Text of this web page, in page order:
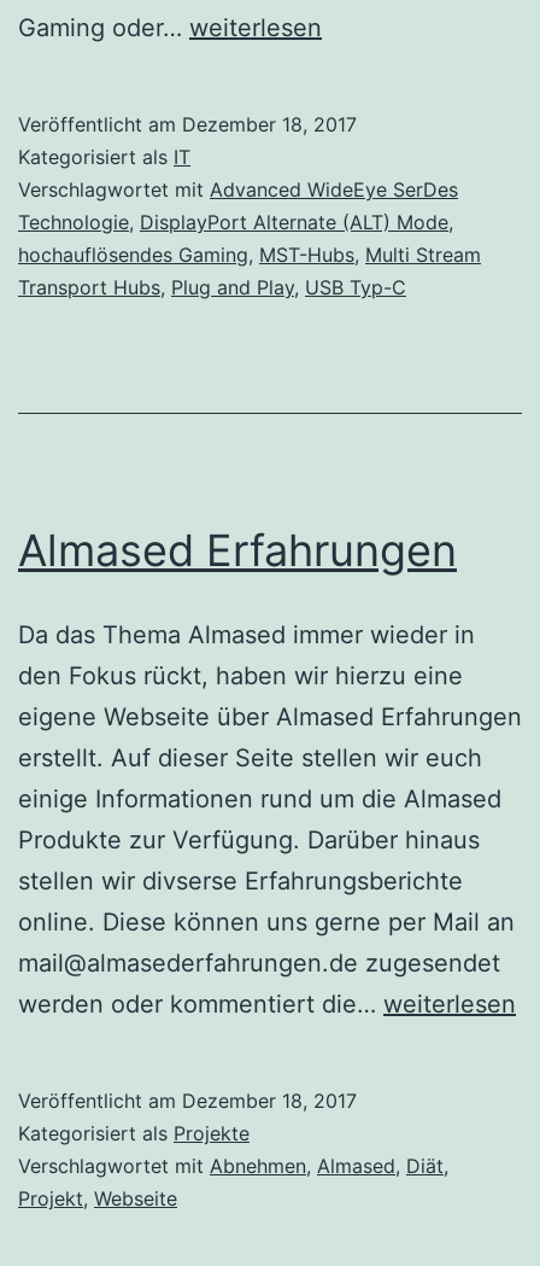
Gaming oder… Mehrere
Multi
Stream
Transport
Hubs
weiterlesen
Veröffentlicht am Dezember 18, 2017
Kategorisiert als IT
Verschlagwortet mit Advanced WideEye SerDes
Technologie, DisplayPort Alternate (ALT) Mode,
hochauflösendes Gaming, MST-Hubs, Multi Stream
Transport Hubs, Plug and Play, USB Typ-C
Almased Erfahrungen
Da das Thema Almased immer wieder in
den Fokus rückt, haben wir hierzu eine
eigene Webseite über Almased Erfahrungen
erstellt. Auf dieser Seite stellen wir euch
einige Informationen rund um die Almased
Produkte zur Verfügung. Darüber hinaus
stellen wir divserse Erfahrungsberichte
online. Diese können uns gerne per Mail an
mail@almasederfahrungen.de zugesendet
werden oder kommentiert die… Almased
weiterlesen
Veröffentlicht am Dezember 18, 2017
Kategorisiert als Projekte
Verschlagwortet mit Abnehmen, Almased, Diät,
Projekt, Webseite